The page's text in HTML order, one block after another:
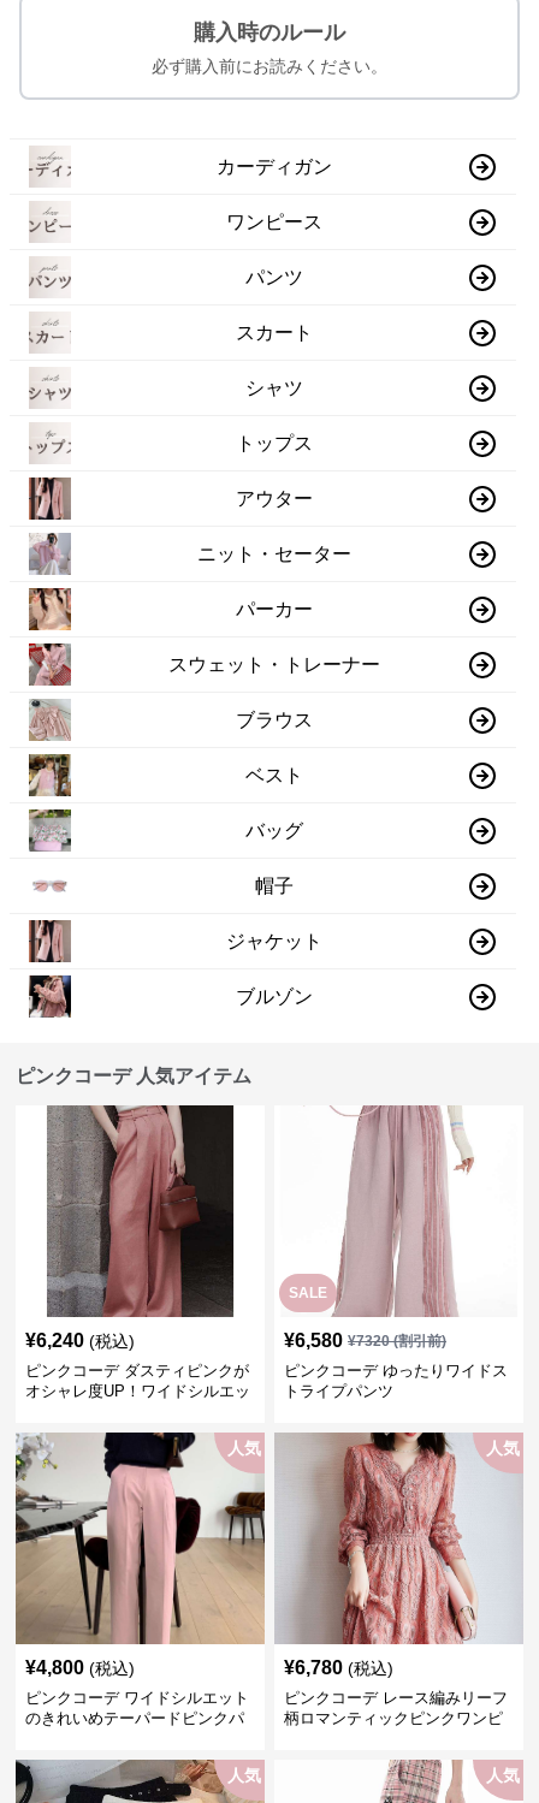
購入時のルール
必ず購入前にお読みください。
カーディガン
ワンピース
パンツ
スカート
シャツ
トップス
アウター
ニット・セーター
パーカー
スウェット・トレーナー
ブラウス
ベスト
バッグ
帽子
ジャケット
ブルゾン
ピンクコーデ 人気アイテム
¥6,240 (税込)
ピンクコーデ ダスティピンクが
オシャレ度UP！ワイドシルエッ
SALE
¥6,580 ¥7320(割引前)
ピンクコーデ ゆったりワイドス
トライプパンツ
人気
¥4,800 (税込)
ピンクコーデ ワイドシルエット
のきれいめテーパードピンクパ
人気
¥6,780 (税込)
ピンクコーデ レース編みリーフ
柄ロマンティックピンクワンピ
人気 人気